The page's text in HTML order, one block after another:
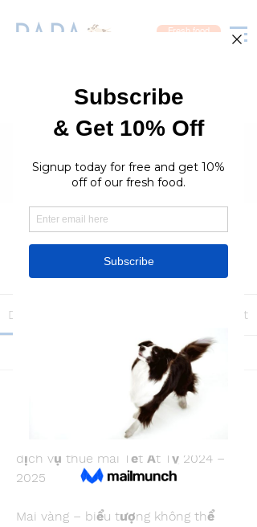
Fresh food
Groups
RaraPetcare Group
Public · 396 members
Join
Discussion About
Khám phá những vườn mai đẹp và
dịch vụ thuê mai Tết Ất Tỵ 2024 –
2025
Mai vàng – biểu tượng không thể